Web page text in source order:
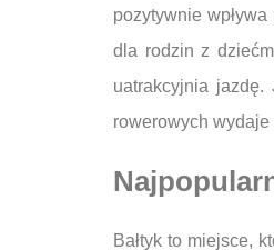
pozytywnie
dla rodzin z
uatrakcyjnia jazdę.
rowerowych
Bałtyk to miejsce,